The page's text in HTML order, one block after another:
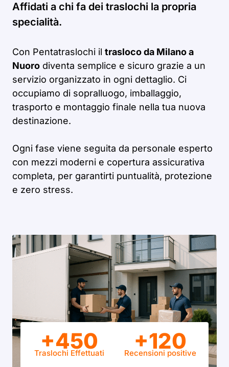
Affidati a chi fa dei traslochi la propria
specialità.
Con Pentatraslochi il trasloco da Milano a
Nuoro diventa semplice e sicuro grazie a un
servizio organizzato in ogni dettaglio. Ci
occupiamo di sopralluogo, imballaggio,
trasporto e montaggio finale nella tua nuova
destinazione.
Ogni fase viene seguita da personale esperto
con mezzi moderni e copertura assicurativa
completa, per garantirti puntualità, protezione
e zero stress.
+450
Traslochi Effettuati +120
Recensioni positive